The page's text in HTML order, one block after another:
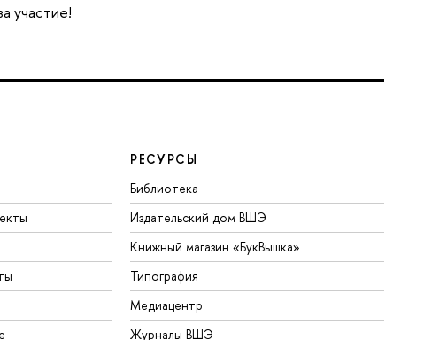
участие!
РЕСУРСЫ
Библиотека
Издательский дом ВШЭ
Книжный магазин «БукВышка»
Типография
Медиацентр
Журналы ВШЭ